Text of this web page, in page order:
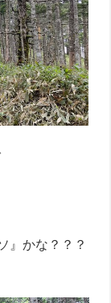
』かな？？？